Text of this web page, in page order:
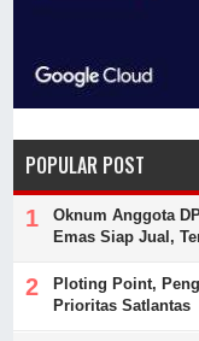
POPULAR POST
Oknum Anggota
Emas Siap Jual,
Ploting Point,
Prioritas Satlantas